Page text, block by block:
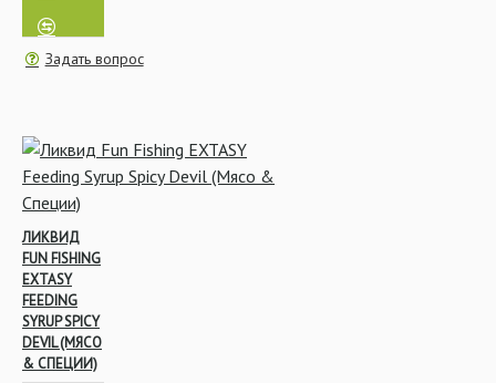
Задать вопрос
ЛИКВИД
FUN FISHING
EXTASY
FEEDING
SYRUP SPICY
DEVIL (МЯСО
& СПЕЦИИ)